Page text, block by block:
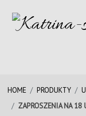
HOME PRODUKTY
ZAPROSZENIA NA 18